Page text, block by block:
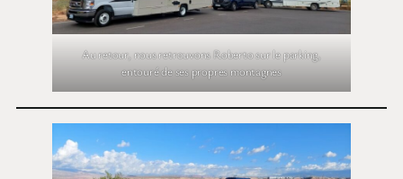
Au retour, nous retrouvons Roberto sur le parking,
entouré de ses propres montagnes